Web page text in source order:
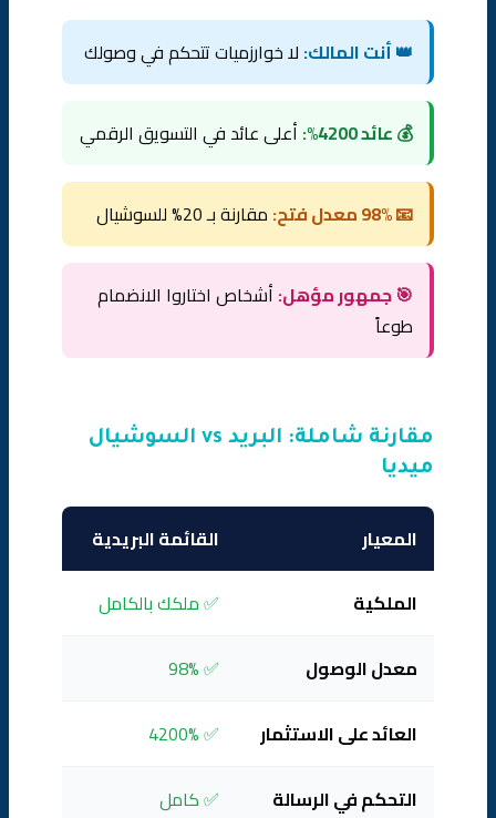
👑 أنت المالك: لا خوارزميات تتحكم في وصولك
💰 عائد 4200%: أعلى عائد في التسويق الرقمي
📧 98% معدل فتح: مقارنة بـ 20% للسوشيال
🎯 جمهور مؤهل: أشخاص اختاروا الانضمام
طوعاً
مقارنة شاملة: البريد vs السوشيال
ميديا
المعيار القائمة البريدية
الملكية
✅ ملكك بالكامل
معدل الوصول
✅ 98%
العائد على الاستثمار
✅ 4200%
التحكم في الرسالة
✅ كامل